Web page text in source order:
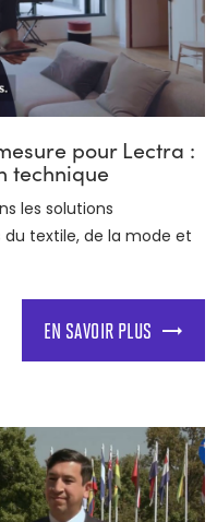
pour Lectra :
technique
les solutions
textile, de la mode et
EN SAVOIR PLUS